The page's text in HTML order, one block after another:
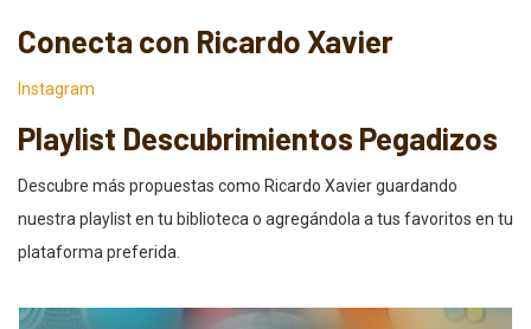
Conecta con Ricardo Xavier
Instagram
Playlist Descubrimientos Pegadizos
Descubre más propuestas como Ricardo Xavier guardando
nuestra playlist en tu biblioteca o agregándola a tus favoritos en tu
plataforma preferida.